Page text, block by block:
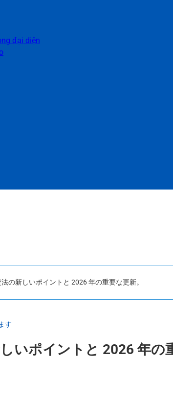
đại diện
の新しいポイントと 2026 年の重要な更新。
す
いポイントと 2026 年の